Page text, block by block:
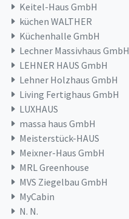
Keitel-Haus GmbH
küchen WALTHER
Küchenhalle GmbH
Lechner Massivhaus GmbH
LEHNER HAUS GmbH
Lehner Holzhaus GmbH
Living Fertighaus GmbH
LUXHAUS
massa haus GmbH
Meisterstück-HAUS
Meixner-Haus GmbH
MRL Greenhouse
MVS Ziegelbau GmbH
MyCabin
N. N.